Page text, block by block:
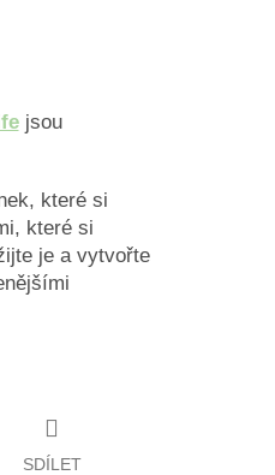
jsou
které si
které si
je a vytvořte
SDÍLET